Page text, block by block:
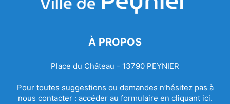
À PROPOS
Place du Château - 13790 PEYNIER
Pour toutes suggestions ou demandes n’hésitez pas à
nous contacter : accéder au formulaire en cliquant ici.